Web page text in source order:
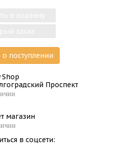
поступлении
Shop
Проспект
магазин
в соцсети: